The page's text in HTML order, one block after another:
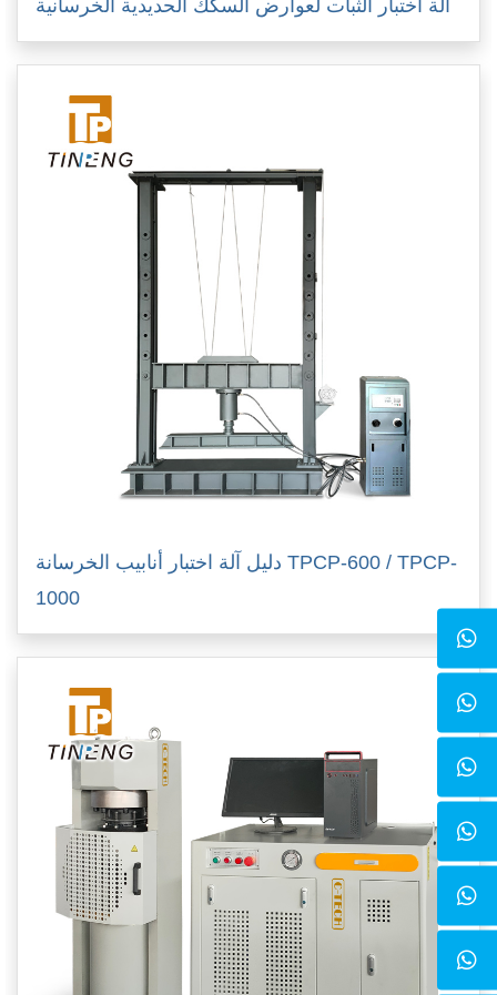
آلة اختبار الثبات لعوارض السكك الحديدية الخرسانية
دليل آلة اختبار أنابيب الخرسانة TPCP-600 / TPCP-
1000